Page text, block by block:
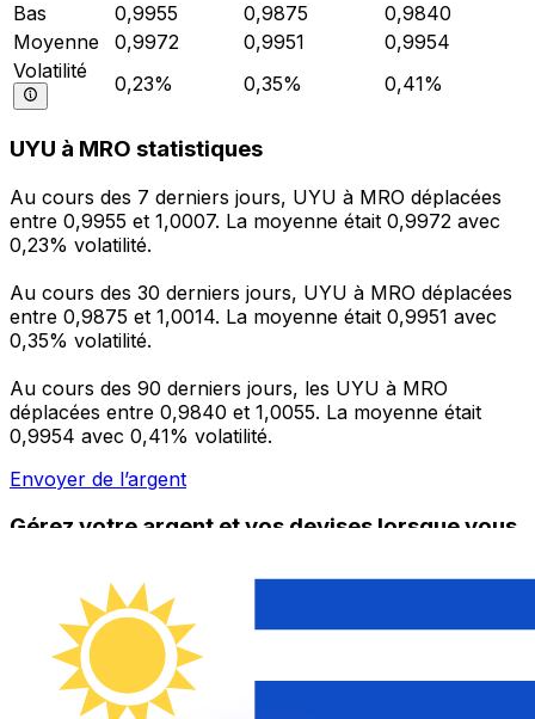
Bas
0,9955 0,9875
0,9840
Moyenne
0,9972 0,9951
0,9954
Volatilité
0,23% 0,35% 0,41%
UYU à MRO statistiques
Au cours des 7 derniers jours, UYU à MRO déplacées
entre 0,9955 et 1,0007. La moyenne était 0,9972 avec
0,23% volatilité.
Au cours des 30 derniers jours, UYU à MRO déplacées
entre 0,9875 et 1,0014. La moyenne était 0,9951 avec
0,35% volatilité.
Au cours des 90 derniers jours, les UYU à MRO
déplacées entre 0,9840 et 1,0055. La moyenne était
0,9954 avec 0,41% volatilité.
Envoyer de l’argent
Gérez votre argent et vos devises lorsque vous
L'application Xe réunit toutes les fonctionnalités
nécessaires pour vos transferts d'argent internationaux
et la gestion de vos devises. Convertissez des devises,
programmez des alertes de taux et transférez de
l'argent à l'étranger sans frais cachés. Téléchargez